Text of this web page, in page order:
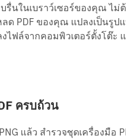
บรื่นในเบราว์เซอร์ของคุณ ไ
ด PDF ของคุณ แปลงเป็นรูปแ
ฟล์จากคอมพิวเตอร์ตั้งโต๊ะ
ครบถ้วน
แล้ว สำรวจชุดเครื่องมือ